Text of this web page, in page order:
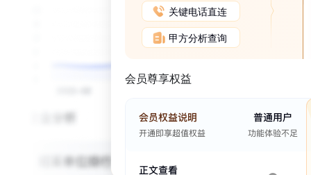
关键电话直连
甲方分析查询
会员尊享权益